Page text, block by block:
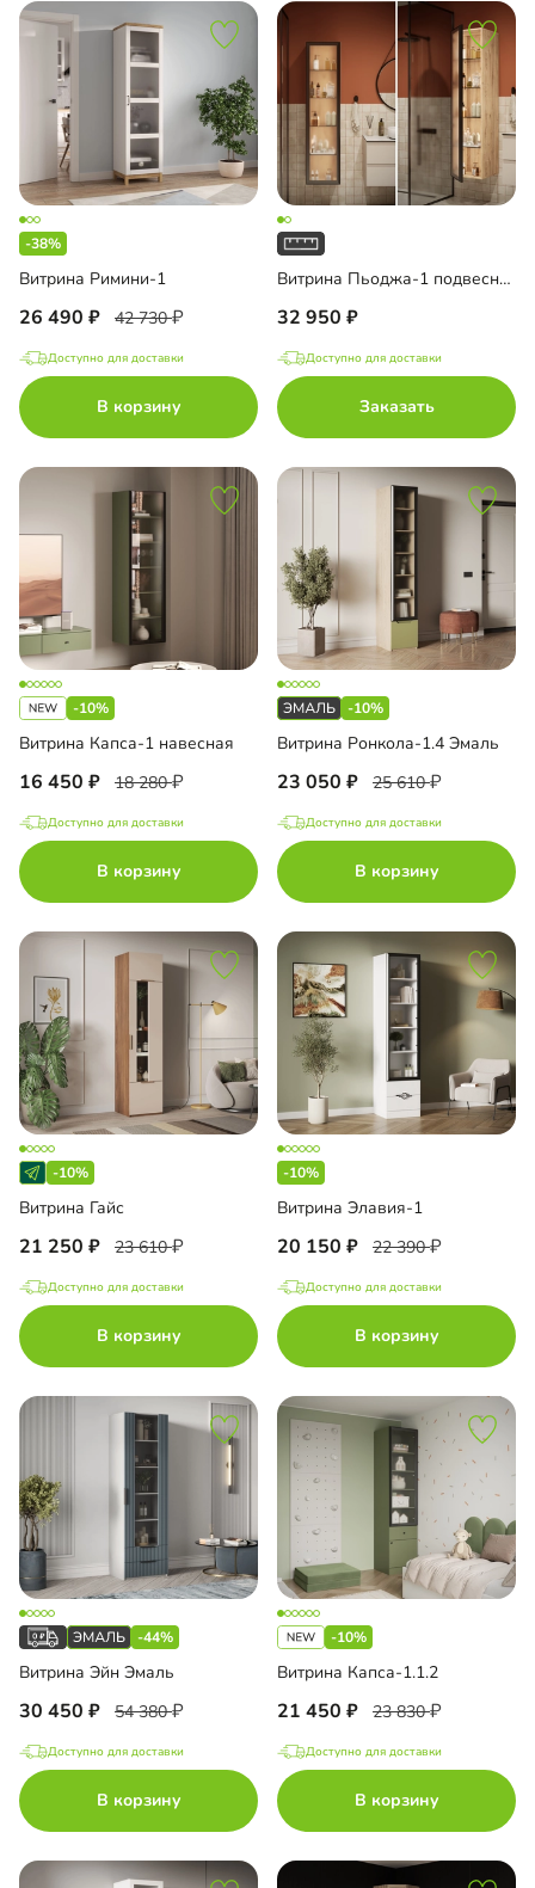
-38%
Витрина Римини-1
26 490 42 730
Доступно для доставки
В корзину
Витрина Пьоджа-1 подвесная
32 950
Доступно для доставки
Заказать
-10%
Витрина Капса-1 навесная
16 450 18 280
Доступно для доставки
В корзину
-10%
Витрина Ронкола-1.4 Эмаль
23 050 25 610
Доступно для доставки
В корзину
-10%
Витрина Гайс
21 250 23 610
Доступно для доставки
В корзину
-10%
Витрина Элавия-1
20 150 22 390
Доступно для доставки
В корзину
-44%
Витрина Эйн Эмаль
30 450 54 380
Доступно для доставки
В корзину
-10%
Витрина Капса-1.1.2
21 450 23 830
Доступно для доставки
В корзину